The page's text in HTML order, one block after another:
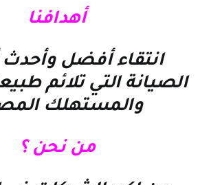
أهدافنا
انتقاء أفضل وأحدث
الصيانة التي تلائم
والمستهلك
من نحن ؟